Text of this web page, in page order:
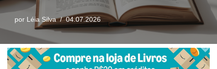
por Léia Silva 04.07.2026